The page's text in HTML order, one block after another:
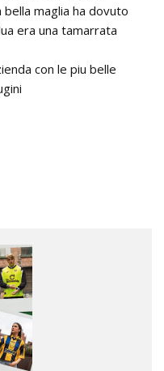
maglia ha dovuto
era una tamarrata
con le piu belle